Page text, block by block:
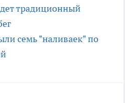
традиционный
семь "наливаек" по